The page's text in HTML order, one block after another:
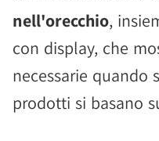
nell'orecchio,
con display, che
necessarie quando
prodotti si basano